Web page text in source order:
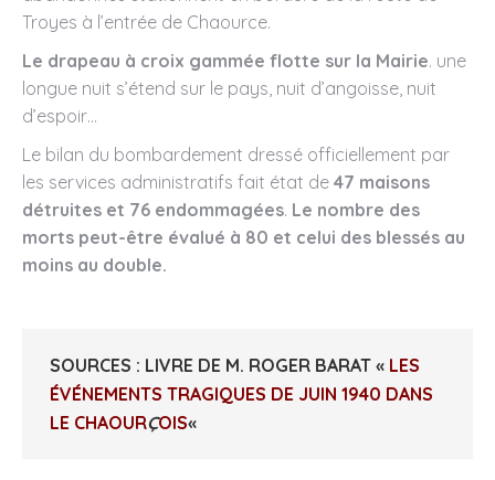
Troyes à l’entrée de Chaource.
Le drapeau à croix gammée flotte sur la Mairie. une
longue nuit s’étend sur le pays, nuit d’angoisse, nuit
d’espoir…
Le bilan du bombardement dressé officiellement par
les services administratifs fait état de 47 maisons
détruites et 76 endommagées. Le nombre des
morts peut-être évalué à 80 et celui des blessés au
moins au double.
SOURCES : LIVRE DE M. ROGER BARAT « LES
ÉVÉNEMENTS TRAGIQUES DE JUIN 1940 DANS
LE CHAOURÇOIS«